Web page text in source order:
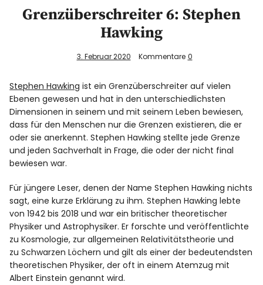
FEELution
Newsletter
Datenschutz
Impressum
Info
Grenzüberschreiter 6: Stephen
Hawking
3. Februar 2020 Kommentare 0
Stephen Hawking ist ein Grenzüberschreiter auf vielen
Ebenen gewesen und hat in den unterschiedlichsten
Dimensionen in seinem und mit seinem Leben bewiesen,
dass für den Menschen nur die Grenzen existieren, die er
oder sie anerkennt. Stephen Hawking stellte jede Grenze
und jeden Sachverhalt in Frage, die oder der nicht final
bewiesen war.
Für jüngere Leser, denen der Name Stephen Hawking nichts
sagt, eine kurze Erklärung zu ihm. Stephen Hawking lebte
von 1942 bis 2018 und war ein britischer theoretischer
Physiker und Astrophysiker. Er forschte und veröffentlichte
zu Kosmologie, zur allgemeinen Relativitätstheorie und
zu Schwarzen Löchern und gilt als einer der bedeutendsten
theoretischen Physiker, der oft in einem Atemzug mit
Albert Einstein genannt wird.